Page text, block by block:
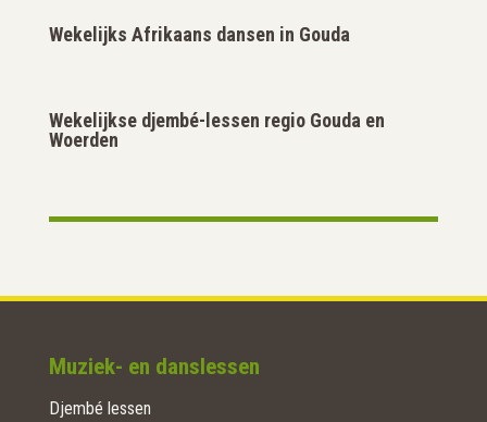
Wekelijks Afrikaans dansen in Gouda
Wekelijkse djembé-lessen regio Gouda en
Woerden
Muziek- en danslessen
Djembé lessen